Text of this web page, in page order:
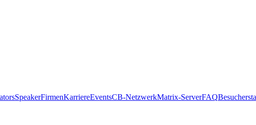
SpeakerFirmenKarriereEventsCB-NetzwerkMatrix-ServerFAQ